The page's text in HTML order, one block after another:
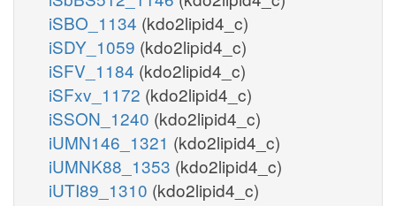
iSBO_1134 (kdo2lipid4_c)
iSDY_1059 (kdo2lipid4_c)
iSFV_1184 (kdo2lipid4_c)
iSFxv_1172 (kdo2lipid4_c)
iSSON_1240 (kdo2lipid4_c)
iUMN146_1321 (kdo2lipid4_c)
iUMNK88_1353 (kdo2lipid4_c)
iUTI89_1310 (kdo2lipid4_c)